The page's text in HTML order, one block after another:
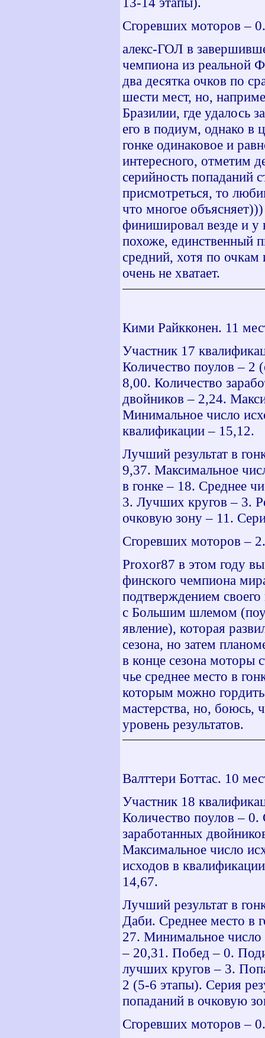
Сгоревших моторов –
алекс-ГОЛ в
чемпиона из реальной
два десятка очков по
шести мест, но,
Бразилии, где удалось
его в подиум, однако в
гонке одинаковое и
интересного, отметим
серийность попаданий
присмотреться, то
что многое
финишировал везде и у
похоже, единственный
средний, хотя по
очень не хватает.
Кими Райкконен. 11
Участник 17
Количество поулов – 2
8,00. Количество
двойников – 2,24.
Минимальное число
квалификации – 15,12.
Лучший результат в
9,37. Максимальное
в гонке – 18. Среднее
3. Лучших кругов – 3.
очковую зону – 11.
Сгоревших моторов –
Proxor87 в этом году
финского чемпиона
подтверждением
с Большим шлемом
явление), которая
сезона, но затем
в конце сезона моторы
чье среднее место в
которым можно
мастерства, но, боюсь,
уровень результатов.
Валттери Боттас. 10
Участник 18
Количество поулов –
заработанных
Максимальное число
исходов в
14,67.
Лучший результат в
Даби. Среднее место в
27. Минимальное число
– 20,31. Побед – 0.
лучших кругов – 3.
2 (5-6 этапы). Серия
попаданий в очковую
Сгоревших моторов –